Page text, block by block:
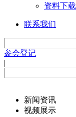
资料下载
联系我们
参会登记
|
新闻资讯
视频展示